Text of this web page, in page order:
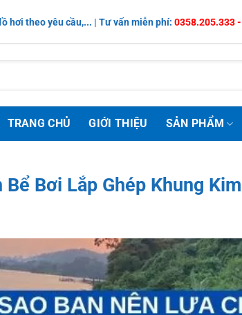
hơi theo yêu cầu,... | Tư vấn miễn phí: 0358.205.333
TRANG CHỦ GIỚI THIỆU SẢN PHẨM
Bơi Lắp Ghép Khung